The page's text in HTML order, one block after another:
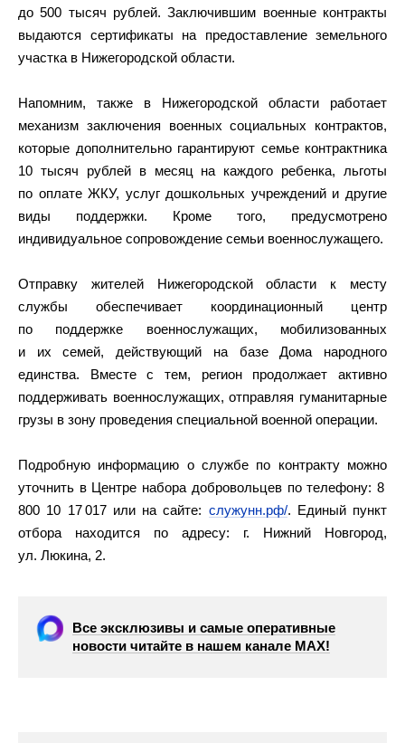
до 500 тысяч рублей. Заключившим военные контракты
выдаются сертификаты на предоставление земельного
участка в Нижегородской области.
Напомним, также в Нижегородской области работает
механизм заключения военных социальных контрактов,
которые дополнительно гарантируют семье контрактника
10 тысяч рублей в месяц на каждого ребенка, льготы
по оплате ЖКУ, услуг дошкольных учреждений и другие
виды поддержки. Кроме того, предусмотрено
индивидуальное сопровождение семьи военнослужащего.
Отправку жителей Нижегородской области к месту
службы обеспечивает координационный центр
по поддержке военнослужащих, мобилизованных
и их семей, действующий на базе Дома народного
единства. Вместе с тем, регион продолжает активно
поддерживать военнослужащих, отправляя гуманитарные
грузы в зону проведения специальной военной операции.
Подробную информацию о службе по контракту можно
уточнить в Центре набора добровольцев по телефону: 8
800 10 17 017 или на сайте: служунн.рф/. Единый пункт
отбора находится по адресу: г. Нижний Новгород,
ул. Люкина, 2.
Все эксклюзивы и самые оперативные
новости читайте в нашем канале МАХ!